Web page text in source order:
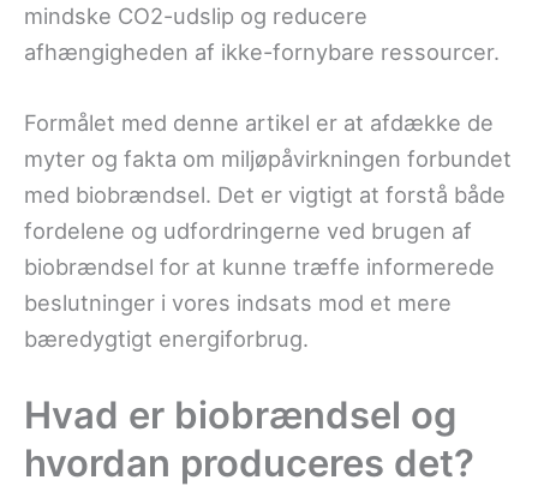
mindske CO2-udslip og reducere
afhængigheden af ikke-fornybare ressourcer.
Formålet med denne artikel er at afdække de
myter og fakta om miljøpåvirkningen forbundet
med biobrændsel. Det er vigtigt at forstå både
fordelene og udfordringerne ved brugen af
biobrændsel for at kunne træffe informerede
beslutninger i vores indsats mod et mere
bæredygtigt energiforbrug.
Hvad er biobrændsel og
hvordan produceres det?